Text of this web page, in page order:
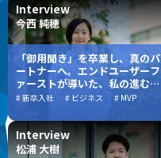
Interview
今西 純穂
「御用聞き」を卒業し、真のパ
ートナーへ。エンドユーザーフ
ァーストが導いた、私の進むべ
き道
# 新卒入社 # ビジネス # MVP
Interview
松浦 大樹